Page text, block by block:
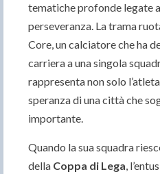
tematiche profonde legate
perseveranza. La trama
Core, un calciatore che ha
carriera a una singola
rappresenta non solo
speranza di una città che
importante.
Quando la sua squadra
della Coppa di Lega,